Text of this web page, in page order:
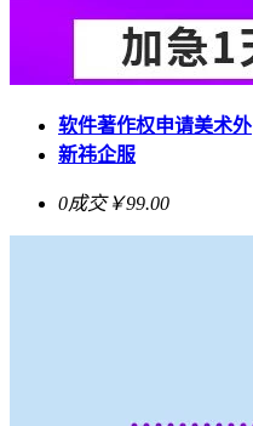
软件著作权申请美术外
新祎企服
0成交￥99.00